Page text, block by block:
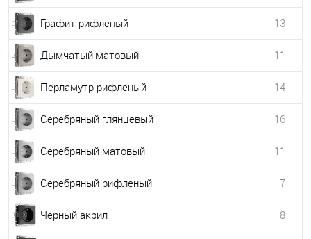
Графит рифленый 13
Дымчатый матовый 11
Перламутр рифленый 14
Серебряный глянцевый 16
Серебряный матовый 11
Серебряный рифленый 7
Черный акрил 8